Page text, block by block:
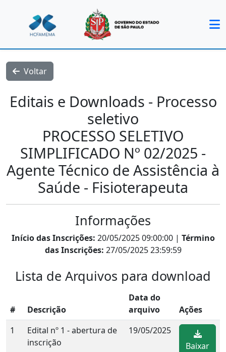
Voltar
Editais e Downloads - Processo
seletivo
PROCESSO SELETIVO
SIMPLIFICADO Nº 02/2025 -
Agente Técnico de Assistência à
Saúde - Fisioterapeuta
Informações
Início das Inscrições: 20/05/2025 09:00:00 | Término
das Inscrições: 27/05/2025 23:59:59
Lista de Arquivos para download
# Descrição
Data do
arquivo
Ações
1
Edital nº 1 - abertura de
inscrição
19/05/2025
Baixar